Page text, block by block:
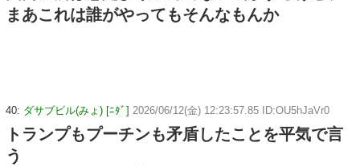
まあこれは誰がやってもそんなもんか
40: ダサブビル(みょ) [ﾆﾀﾞ] 2026/06/12(金) 12:23:57.85 ID:OU5hJaVr0
トランプもプーチンも矛盾したことを平気で言
う